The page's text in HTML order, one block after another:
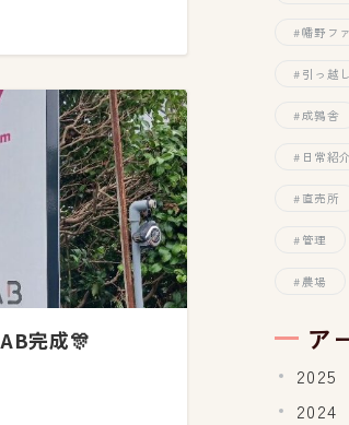
完成🎊
幡野フ
引っ越し
成鶉舎
日常紹介
直売所
管理
農場
ア
2025
2024